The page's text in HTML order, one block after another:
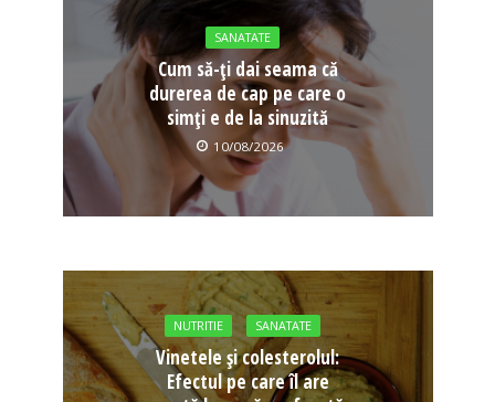
SANATATE
Cum să-ți dai seama că
durerea de cap pe care o
simți e de la sinuzită
10/08/2026
NUTRITIE SANATATE
Vinetele și colesterolul:
Efectul pe care îl are